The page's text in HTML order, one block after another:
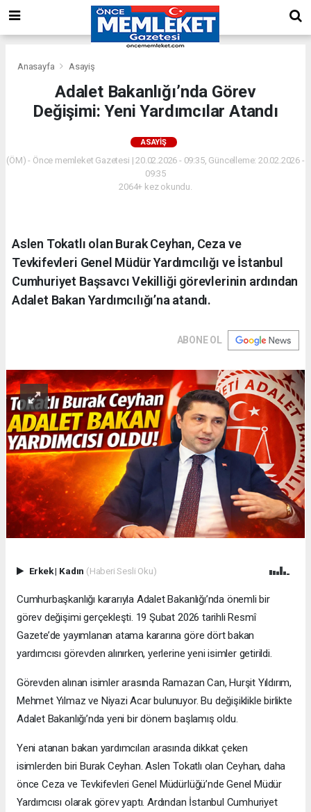
Anasayfa Asayiş
Adalet Bakanlığı’nda Görev
Değişimi: Yeni Yardımcılar Atandı
ASAYIŞ
(ÖM) - Önce memleket Gazetesi | 20.02.2026 - 09:35, Güncelleme: 20.02.2026 -
09:35
2064+ kez okundu.
Aslen Tokatlı olan Burak Ceyhan, Ceza ve
Tevkifevleri Genel Müdür Yardımcılığı ve İstanbul
Cumhuriyet Başsavcı Vekilliği görevlerinin ardından
Adalet Bakan Yardımcılığı’na atandı.
ABONE OL
Erkek| Kadın (Haberi Sesli Oku)
Cumhurbaşkanlığı kararıyla Adalet Bakanlığı’nda önemli bir
görev değişimi gerçekleşti. 19 Şubat 2026 tarihli Resmî
Gazete’de yayımlanan atama kararına göre dört bakan
yardımcısı görevden alınırken, yerlerine yeni isimler getirildi.
Görevden alınan isimler arasında Ramazan Can, Hurşit Yıldırım,
Mehmet Yılmaz ve Niyazi Acar bulunuyor. Bu değişiklikle birlikte
Adalet Bakanlığı’nda yeni bir dönem başlamış oldu.
Yeni atanan bakan yardımcıları arasında dikkat çeken
isimlerden biri Burak Ceyhan. Aslen Tokatlı olan Ceyhan, daha
önce Ceza ve Tevkifevleri Genel Müdürlüğü’nde Genel Müdür
Yardımcısı olarak görev yaptı. Ardından İstanbul Cumhuriyet